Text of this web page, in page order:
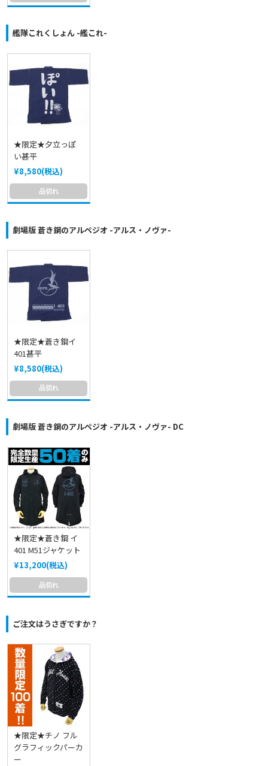
艦隊これくしょん -艦これ-
★限定★夕立っぽ
い甚平
¥8,580(税込)
品切れ
劇場版 蒼き鋼のアルペジオ -アルス・ノヴァ-
★限定★蒼き鋼イ
401甚平
¥8,580(税込)
品切れ
劇場版 蒼き鋼のアルペジオ -アルス・ノヴァ- DC
★限定★蒼き鋼 イ
401 M51ジャケット
¥13,200(税込)
品切れ
ご注文はうさぎですか？
★限定★チノ フル
グラフィックパーカ
ー